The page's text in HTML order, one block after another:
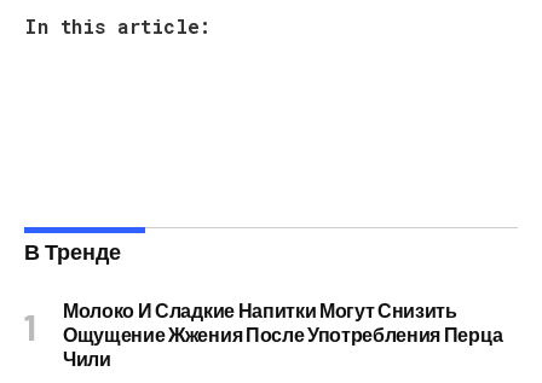
In this article:
В Тренде
Молоко И Сладкие Напитки Могут Снизить
Ощущение Жжения После Употребления Перца
Чили